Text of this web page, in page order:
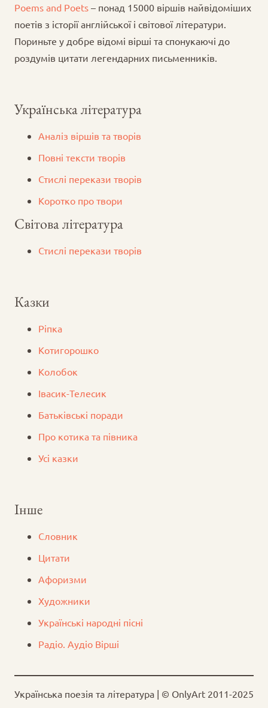
Poems and Poets – понад 15000 віршів найвідоміших
поетів з історії англійської і світової літератури.
Пориньте у добре відомі вірші та спонукаючі до
роздумів цитати легендарних письменників.
Українська література
Аналіз віршів та творів
Повні тексти творів
Стислі перекази творів
Коротко про твори
Світова література
Стислі перекази творів
Казки
Ріпка
Котигорошко
Колобок
Iвасик-Телесик
Батьківські поради
Про котика та півника
Усі казки
Інше
Словник
Цитати
Афоризми
Художники
Українські народні пісні
Радіо. Аудіо Вірші
Українська поезія та література | © OnlyArt 2011-2025